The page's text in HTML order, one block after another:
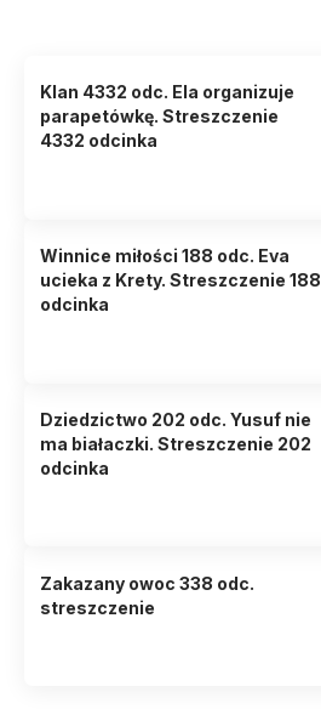
Klan 4332 odc. Ela organizuje
parapetówkę. Streszczenie
4332 odcinka
Winnice miłości 188 odc. Eva
ucieka z Krety. Streszczenie 188
odcinka
Dziedzictwo 202 odc. Yusuf nie
ma białaczki. Streszczenie 202
odcinka
Zakazany owoc 338 odc.
streszczenie